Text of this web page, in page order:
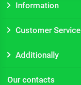
Information
Customer Service
Additionally
Our contacts